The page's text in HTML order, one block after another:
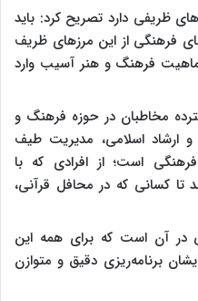
ظریفی دارد تصریح کرد: باید
فرهنگی از این مرزهای ظریف
ماهیت فرهنگ و هنر آسیب وارد
مخاطبان در حوزه فرهنگ و
و ارشاد اسلامی، مدیریت طیف
است؛ از افرادی که با
تا کسانی که در محافل قرآنی،
در آن است که برای همه این
برنامه‌ریزی دقیق و متوازن